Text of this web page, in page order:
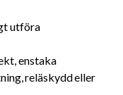
utföra
enstaka
reläskydd eller